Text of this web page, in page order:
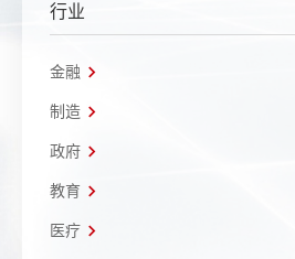
行业
金融
制造
政府
教育
医疗